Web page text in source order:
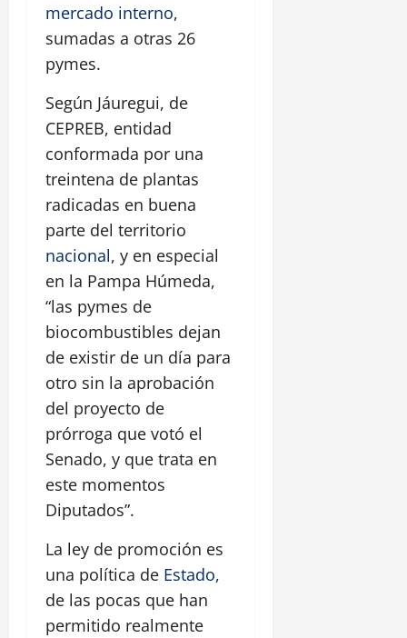
mercado interno,
sumadas a otras 26
pymes.
Según Jáuregui, de
CEPREB, entidad
conformada por una
treintena de plantas
radicadas en buena
parte del territorio
nacional, y en especial
en la Pampa Húmeda,
“las pymes de
biocombustibles dejan
de existir de un día para
otro sin la aprobación
del proyecto de
prórroga que votó el
Senado, y que trata en
este momentos
Diputados”.
La ley de promoción es
una política de Estado,
de las pocas que han
permitido realmente